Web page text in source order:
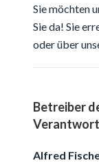
Sie möchten
Sie da! Sie
oder über
Betreiber
Alfred